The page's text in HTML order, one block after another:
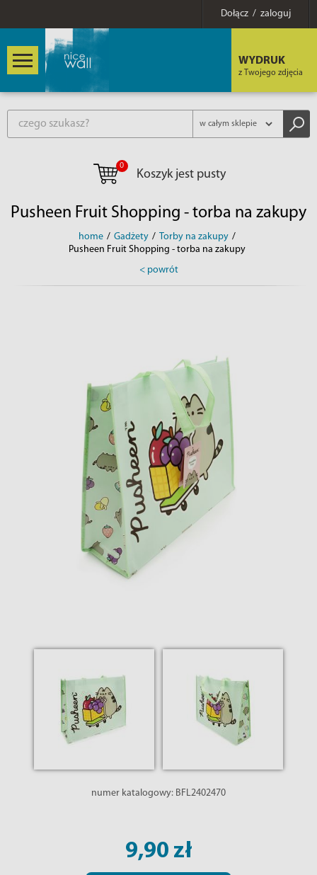
Dołącz / zaloguj
WYDRUK
z Twojego zdjęcia
0
Koszyk jest pusty
Pusheen Fruit Shopping - torba na zakupy
home / Gadżety / Torby na zakupy /
Pusheen Fruit Shopping - torba na zakupy
< powrót
numer katalogowy: BFL2402470
9,90 zł